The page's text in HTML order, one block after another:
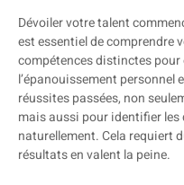
Dévoiler votre talent
est essentiel de comprendre
compétences distinctes
l’épanouissement personnel
réussites passées, non
mais aussi pour identifier
naturellement. Cela requiert
résultats en valent la peine.